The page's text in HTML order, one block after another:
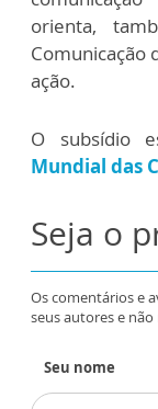
orienta,
Comunicação
ação.
O subsídio
Mundial das
Seja o
Os comentários e
seus autores e
Seu nome